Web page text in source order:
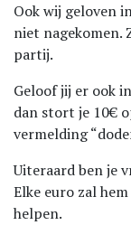
Ook wij geloven
niet nagekomen.
partij.
Geloof jij er ook
dan stort je 10€
vermelding
Uiteraard ben je
Elke euro zal
helpen.